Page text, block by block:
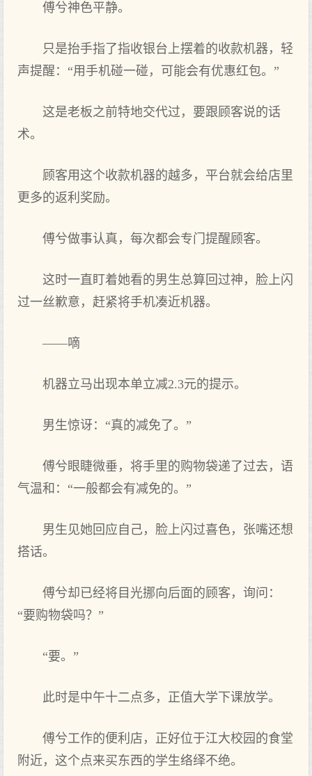
傅兮神色平静。
只是抬手指了指收银台上摆着的收款机器，轻
声提醒：“用手机碰一碰，可能会有优惠红包。”
这是老板之前特地交代过，要跟顾客说的话
术。
顾客用这个收款机器的越多，平台就会给店里
更多的返利奖励。
傅兮做事认真，每次都会专门提醒顾客。
这时一直盯着她看的男生总算回过神，脸上闪
过一丝歉意，赶紧将手机凑近机器。
——嘀
机器立马出现本单立减2.3元的提示。
男生惊讶：“真的减免了。”
傅兮眼睫微垂，将手里的购物袋递了过去，语
气温和：“一般都会有减免的。”
男生见她回应自己，脸上闪过喜色，张嘴还想
搭话。
傅兮却已经将目光挪向后面的顾客，询问：
“要购物袋吗？”
“要。”
此时是中午十二点多，正值大学下课放学。
傅兮工作的便利店，正好位于江大校园的食堂
附近，这个点来买东西的学生络绎不绝。